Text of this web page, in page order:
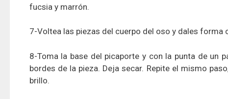
fucsia y marrón.
7-Voltea las piezas del cuerpo del oso y dales forma
8-Toma la base del picaporte y con la punta de un
bordes de la pieza. Deja secar. Repite el mismo
brillo.